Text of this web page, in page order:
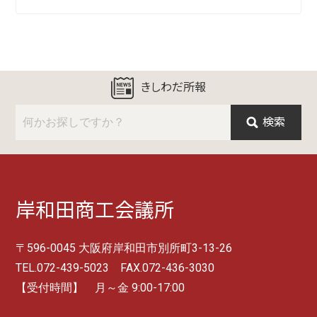
きしわだ所報
検索
岸和田商工会議所
〒596-0045 大阪府岸和田市別所町3-13-26
TEL.072-439-5023 FAX.072-436-3030
【受付時間】 月～金 9:00-17:00